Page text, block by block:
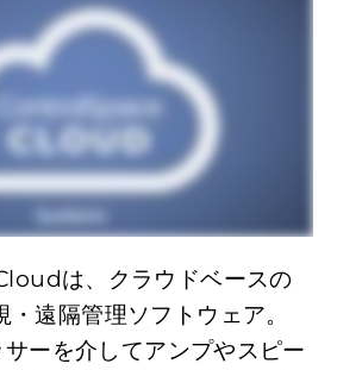
は、クラウドベースの
・遠隔管理ソフトウェア。
ーを介してアンプやスピー